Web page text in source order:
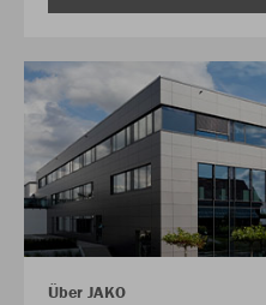
Über JAKO